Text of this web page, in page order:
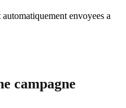
envoyees a
campagne